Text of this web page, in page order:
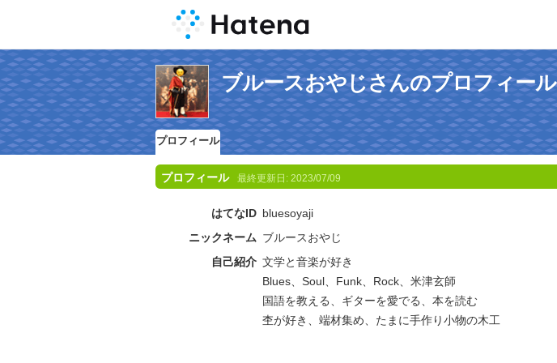
ブルースおやじさんのプロフィール
プロフィール
プロフィール 最終更新日: 2023/07/09
はてなID bluesoyaji
ニックネーム ブルースおやじ
自己紹介 文学と音楽が好き
Blues、Soul、Funk、Rock、米津玄師
国語を教える、ギターを愛でる、本を読む
杢が好き、端材集め、たまに手作り小物の木工